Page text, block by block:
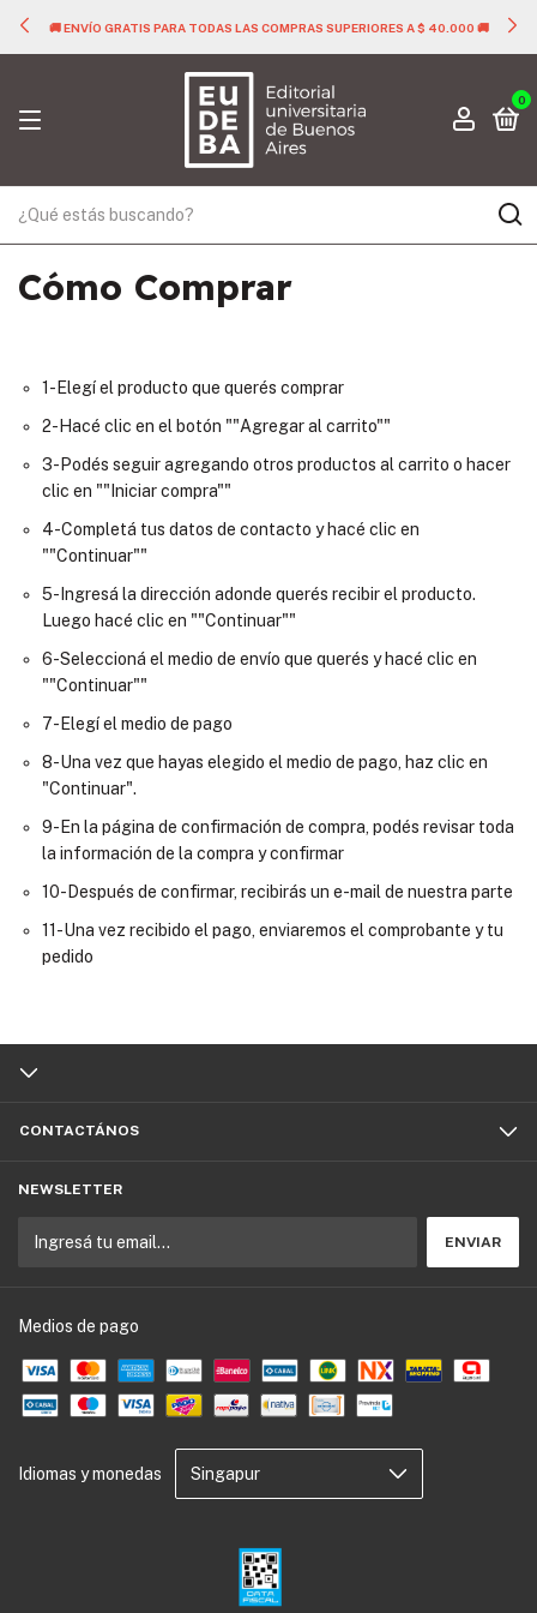
🚚 ENVÍO GRATIS PARA TODAS LAS COMPRAS SUPERIORES A $ 40.000 🚚
0
Cómo Comprar
1-Elegí el producto que querés comprar
2-Hacé clic en el botón ""Agregar al carrito""
3-Podés seguir agregando otros productos al carrito o hacer
clic en ""Iniciar compra""
4-Completá tus datos de contacto y hacé clic en
""Continuar""
5-Ingresá la dirección adonde querés recibir el producto.
Luego hacé clic en ""Continuar""
6-Seleccioná el medio de envío que querés y hacé clic en
""Continuar""
7-Elegí el medio de pago
8-Una vez que hayas elegido el medio de pago, haz clic en
"Continuar".
9-En la página de confirmación de compra, podés revisar toda
la información de la compra y confirmar
10-Después de confirmar, recibirás un e-mail de nuestra parte
11-Una vez recibido el pago, enviaremos el comprobante y tu
pedido
CONTACTÁNOS
NEWSLETTER
Medios de pago
Idiomas y monedas